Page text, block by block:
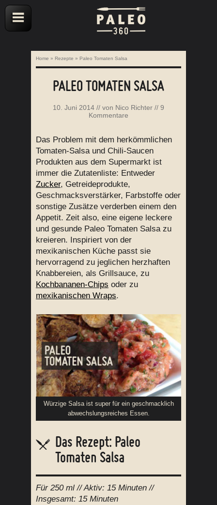
Home » Rezepte » Paleo Tomaten Salsa
PALEO TOMATEN SALSA
10. Juni 2014 // von Nico Richter // 9
Kommentare
Das Problem mit dem herkömmlichen
Tomaten-Salsa und Chili-Saucen
Produkten aus dem Supermarkt ist
immer die Zutatenliste: Entweder
Zucker, Getreideprodukte,
Geschmacksverstärker, Farbstoffe oder
sonstige Zusätze verderben einem den
Appetit. Zeit also, eine eigene leckere
und gesunde Paleo Tomaten Salsa zu
kreieren. Inspiriert von der
mexikanischen Küche passt sie
hervorragend zu jeglichen herzhaften
Knabbereien, als Grillsauce, zu
Kochbananen-Chips oder zu
mexikanischen Wraps.
Würzige Salsa ist super für ein geschmacklich
abwechslungsreiches Essen.
Das Rezept: Paleo
Tomaten Salsa
Für 250 ml // Aktiv: 15 Minuten //
Insgesamt: 15 Minuten